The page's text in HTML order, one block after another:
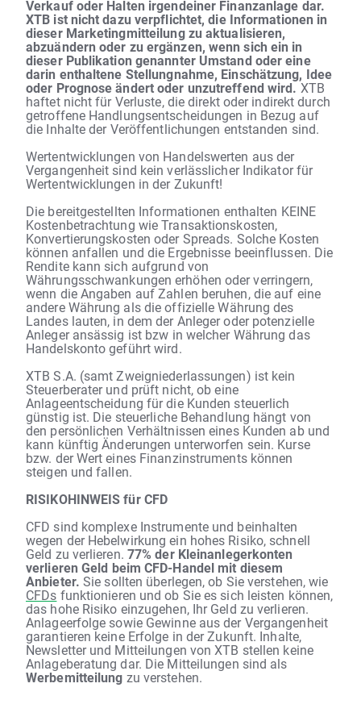
Verkauf oder Halten irgendeiner Finanzanlage dar.
XTB ist nicht dazu verpflichtet, die Informationen in
dieser Marketingmitteilung zu aktualisieren,
abzuändern oder zu ergänzen, wenn sich ein in
dieser Publikation genannter Umstand oder eine
darin enthaltene Stellungnahme, Einschätzung, Idee
oder Prognose ändert oder unzutreffend wird. XTB
haftet nicht für Verluste, die direkt oder indirekt durch
getroffene Handlungsentscheidungen in Bezug auf
die Inhalte der Veröffentlichungen entstanden sind.
Wertentwicklungen von Handelswerten aus der
Vergangenheit sind kein verlässlicher Indikator für
Wertentwicklungen in der Zukunft!
Die bereitgestellten Informationen enthalten KEINE
Kostenbetrachtung wie Transaktionskosten,
Konvertierungskosten oder Spreads. Solche Kosten
können anfallen und die Ergebnisse beeinflussen. Die
Rendite kann sich aufgrund von
Währungsschwankungen erhöhen oder verringern,
wenn die Angaben auf Zahlen beruhen, die auf eine
andere Währung als die offizielle Währung des
Landes lauten, in dem der Anleger oder potenzielle
Anleger ansässig ist bzw in welcher Währung das
Handelskonto geführt wird.
XTB S.A. (samt Zweigniederlassungen) ist kein
Steuerberater und prüft nicht, ob eine
Anlageentscheidung für die Kunden steuerlich
günstig ist. Die steuerliche Behandlung hängt von
den persönlichen Verhältnissen eines Kunden ab und
kann künftig Änderungen unterworfen sein. Kurse
bzw. der Wert eines Finanzinstruments können
steigen und fallen.
RISIKOHINWEIS für CFD
CFD sind komplexe Instrumente und beinhalten
wegen der Hebelwirkung ein hohes Risiko, schnell
Geld zu verlieren. 77% der Kleinanlegerkonten
verlieren Geld beim CFD-Handel mit diesem
Anbieter. Sie sollten überlegen, ob Sie verstehen, wie
CFDs funktionieren und ob Sie es sich leisten können,
das hohe Risiko einzugehen, Ihr Geld zu verlieren.
Anlageerfolge sowie Gewinne aus der Vergangenheit
garantieren keine Erfolge in der Zukunft. Inhalte,
Newsletter und Mitteilungen von XTB stellen keine
Anlageberatung dar. Die Mitteilungen sind als
Werbemitteilung zu verstehen.